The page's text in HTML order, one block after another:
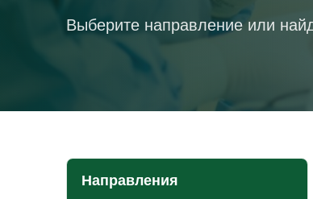
Выберите направление или
Направления